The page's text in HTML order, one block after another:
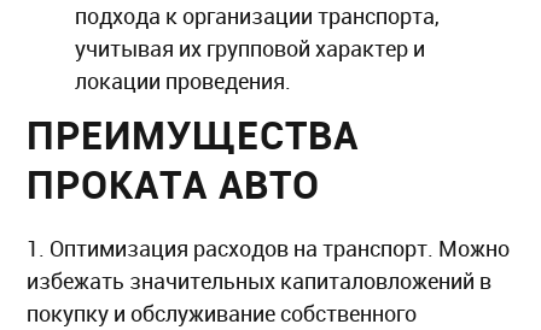
подхода к организации транспорта,
учитывая их групповой характер и
локации проведения.
ПРЕИМУЩЕСТВА
ПРОКАТА АВТО
1. Оптимизация расходов на транспорт. Можно
избежать значительных капиталовложений в
покупку и обслуживание собственного